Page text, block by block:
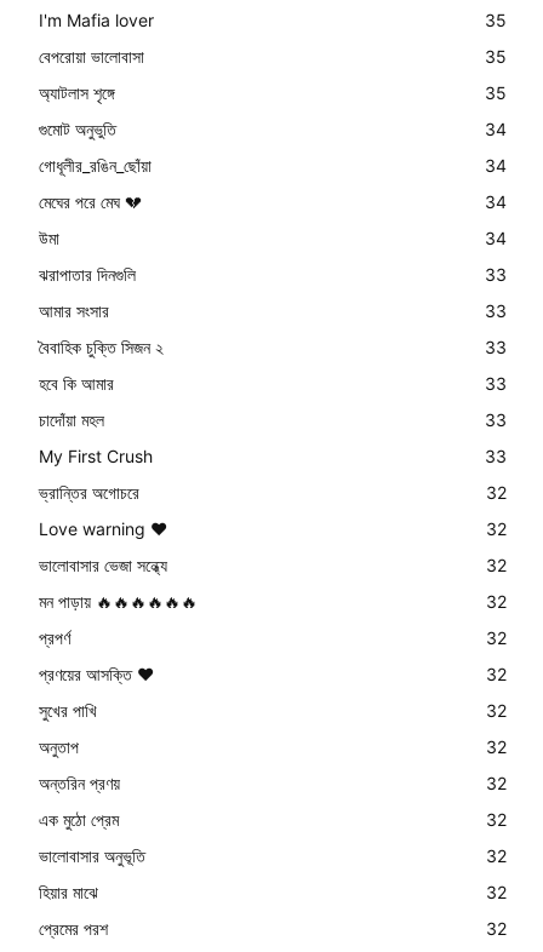
I'm Mafia lover
35
বেপরোয়া ভালোবাসা
35
অ্যাটলাস শৃঙ্গে
35
গুমোট অনুভুতি
34
গোধূলীর_রঙিন_ছোঁয়া
34
মেঘের পরে মেঘ 💔
34
উমা
34
ঝরাপাতার দিনগুলি
33
আমার সংসার
33
বৈবাহিক চুক্তি সিজন ২
33
হবে কি আমার
33
চাদোঁয়া মহল
33
My First Crush
33
ভ্রান্তির অগোচরে
32
Love warning ❤
32
ভালোবাসার ভেজা সন্ধ্যে
32
মন পাড়ায় 🔥🔥🔥🔥🔥🔥
32
প্রপর্ণ
32
প্রণয়ের আসক্তি ❤️
32
সুখের পাখি
32
অনুতাপ
32
অন্তরিন প্রণয়
32
এক মুঠো প্রেম
32
ভালোবাসার অনুভূতি
32
হিয়ার মাঝে
32
প্রেমের পরশ
32